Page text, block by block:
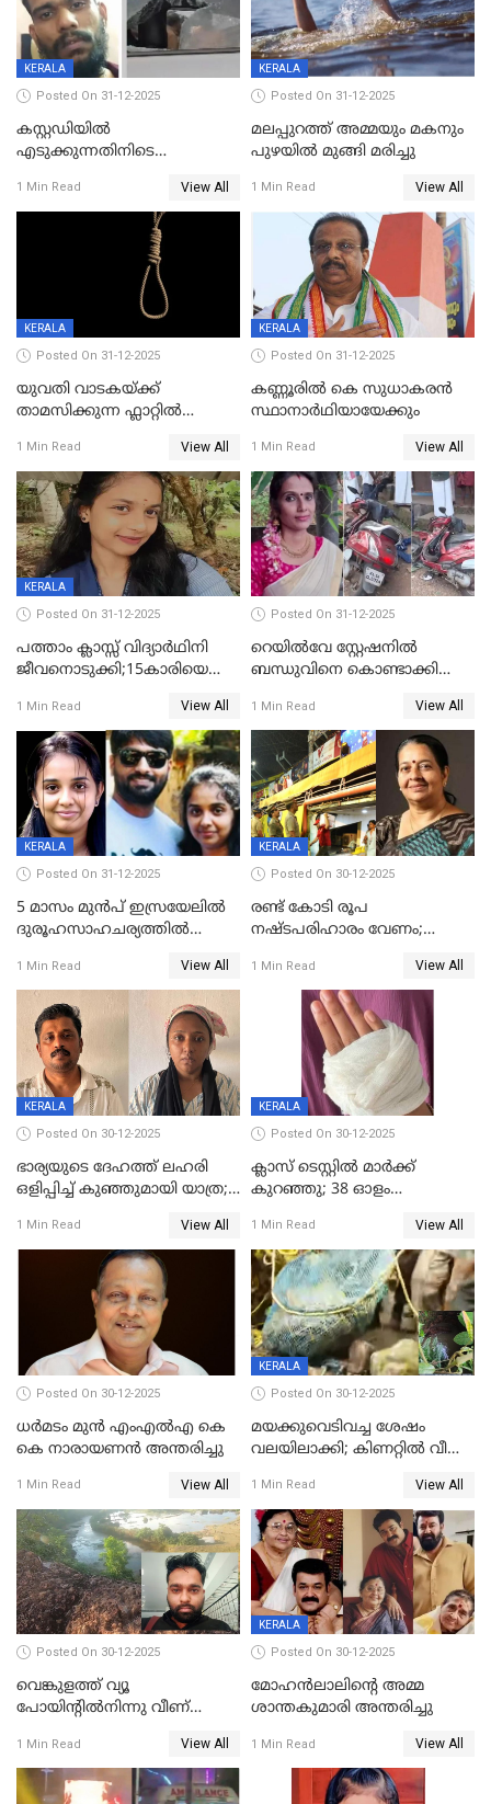
KERALA
Posted On 31-12-2025
കസ്റ്റഡിയിൽ
എടുക്കുന്നതിനിടെ
വധശ്രമക്കേസ് പ്രതി പിടിയിൽ
1 Min Read View All
KERALA
Posted On 31-12-2025
മലപ്പുറത്ത് അമ്മയും മകനും
പുഴയിൽ മുങ്ങി മരിച്ചു
1 Min Read View All
KERALA
Posted On 31-12-2025
യുവതി വാടകയ്ക്ക്
താമസിക്കുന്ന ഫ്ലാറ്റില്‍
സംഭവം കൈതപ്പൊയിലില്‍
1 Min Read View All
KERALA
Posted On 31-12-2025
കണ്ണൂരിൽ കെ സുധാകരൻ
സ്ഥാനാർഥിയായേക്കും
1 Min Read View All
KERALA
Posted On 31-12-2025
പത്താം ക്ലാസ്സ് വിദ്യാര്‍ഥിനി
ജീവനൊടുക്കി;15കാരിയെ
കിടപ്പുമുറിയില്‍ തൂങ്ങി മരിച്ച
നിലയിൽ
1 Min Read View All
Posted On 31-12-2025
റെയിൽവേ സ്റ്റേഷനിൽ
ബന്ധുവിനെ കൊണ്ടാക്കി
ലോറി സ്കൂട്ടറിൽ ഇടിച്ചു :
യുവതിക്ക് ദാരുണാന്ത്യം
1 Min Read View All
KERALA
Posted On 31-12-2025
5 മാസം മുൻപ് ഇസ്രയേലിൽ
ദുരൂഹസാഹചര്യത്തിൽ
മലയാളി യുവാവിന്റെ ഭാര്യയും
മരിച്ചു
1 Min Read View All
KERALA
Posted On 30-12-2025
രണ്ട് കോടി രൂപ
നഷ്ടപരിഹാരം വേണം;
നോട്ടീസയച്ച് ഉമാ തോമസ്
1 Min Read View All
KERALA
Posted On 30-12-2025
ഭാര്യയുടെ ദേഹത്ത് ലഹരി
ഒളിപ്പിച്ച് കുഞ്ഞുമായി യാത്ര;
പിടികൂടി പൊലീസ്
1 Min Read View All
KERALA
Posted On 30-12-2025
ക്ലാസ് ടെസ്റ്റിൽ മാർക്ക്
കുറഞ്ഞു; 38 ഓളം
സെന്ററിലെ അധ്യാപകന്‍
മർദിച്ചതായി പരാതി
1 Min Read View All
Posted On 30-12-2025
ധർമടം മുൻ എംഎല്‍എ കെ
കെ നാരായണന്‍ അന്തരിച്ചു
1 Min Read View All
KERALA
Posted On 30-12-2025
മയക്കുവെടിവച്ച ശേഷം
വലയിലാക്കി; കിണറ്റിൽ വീണ
1 Min Read View All
Posted On 30-12-2025
വെങ്കുളത്ത് വ്യൂ
പോയിന്റിൽനിന്നു വീണ്
1 Min Read View All
KERALA
Posted On 30-12-2025
മോഹന്‍ലാലിന്‍റെ അമ്മ
ശാന്തകുമാരി അന്തരിച്ചു
1 Min Read View All